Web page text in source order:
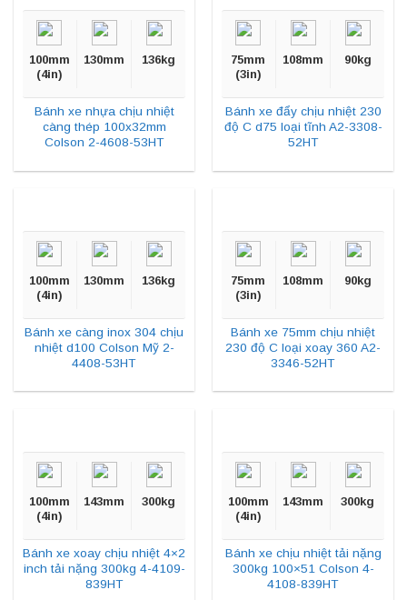
100mm
(4in)
130mm 136kg
Bánh xe nhựa chịu nhiệt
càng thép 100x32mm
Colson 2-4608-53HT
75mm
(3in)
108mm 90kg
Bánh xe đẩy chịu nhiệt 230
độ C d75 loại tĩnh A2-3308-
52HT
100mm
(4in)
130mm 136kg
Bánh xe càng inox 304 chịu
nhiệt d100 Colson Mỹ 2-
4408-53HT
75mm
(3in)
108mm 90kg
Bánh xe 75mm chịu nhiệt
230 độ C loại xoay 360 A2-
3346-52HT
100mm
(4in)
143mm 300kg
Bánh xe xoay chịu nhiệt 4×2
inch tải nặng 300kg 4-4109-
839HT
100mm
(4in)
143mm 300kg
Bánh xe chịu nhiệt tải nặng
300kg 100×51 Colson 4-
4108-839HT